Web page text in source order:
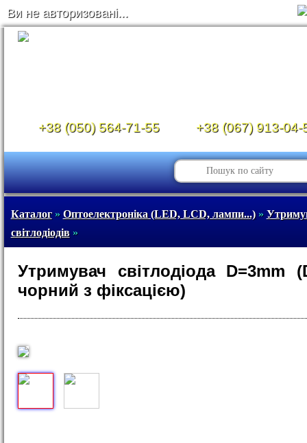
Ви не авторизовані...
+38 (050) 564-71-55 +38 (067) 913-04-
Каталог» Оптоелектроніка (LED, LCD, лампи...)»
світлодіодів»
Утримувач світлодіода D=3mm
чорний з фіксацією)